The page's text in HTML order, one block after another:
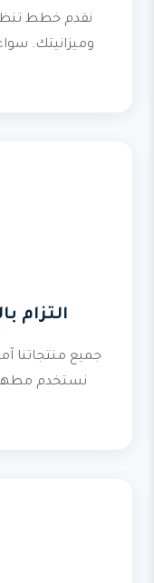
نقدم خطط
وميزانيتك.
التزام
جميع منتجاتنا
نستخدم